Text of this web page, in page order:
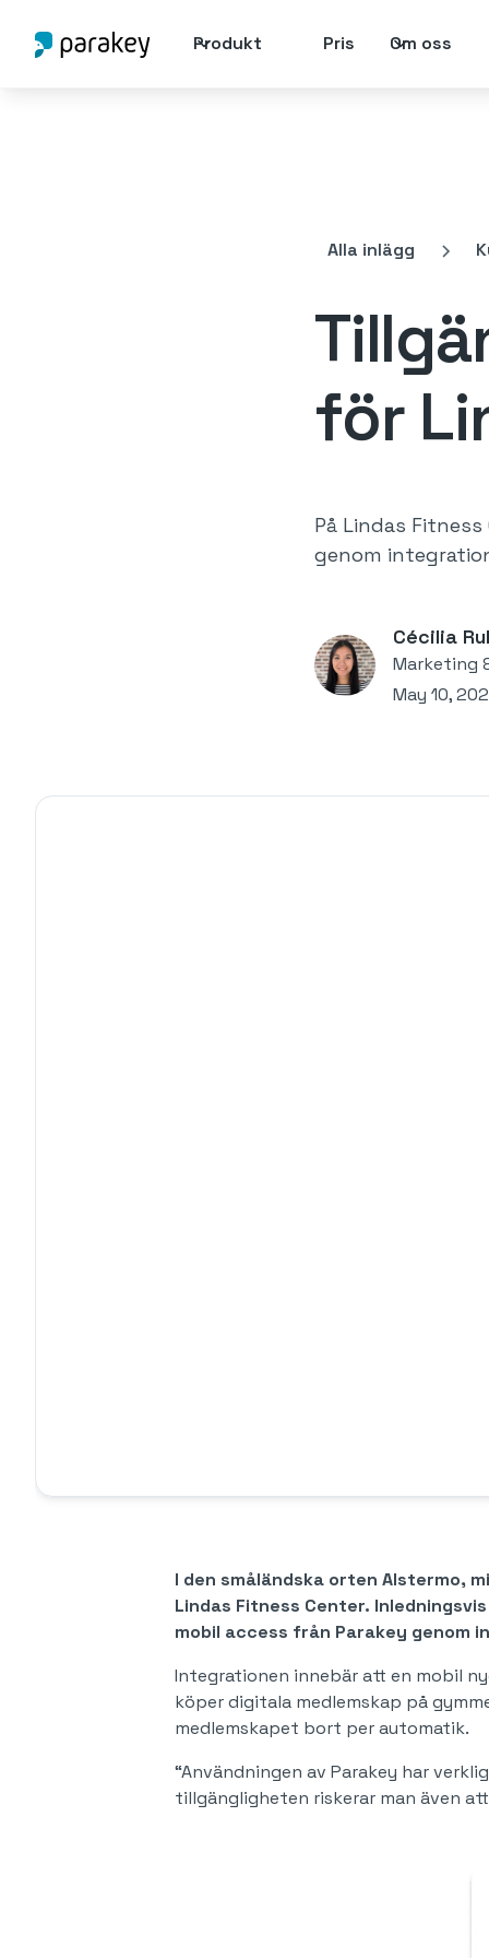
Produkt Pris Om oss
Alla inlägg
för
På Lindas
genom
Cécilia
Marketing
May 10,
I den småländska orten Alstermo,
Lindas Fitness Center.
mobil access från Parakey genom
Integrationen innebär att en mobil
köper digitala medlemskap på
medlemskapet bort per automatik.
“Användningen av Parakey har
tillgängligheten riskerar man även